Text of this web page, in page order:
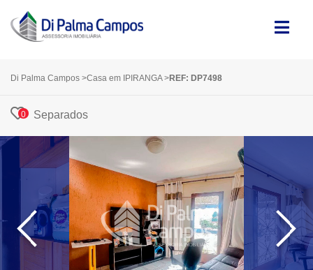
Di Palma Campos >Casa em IPIRANGA >REF: DP7498
0 Separados
‹ ›